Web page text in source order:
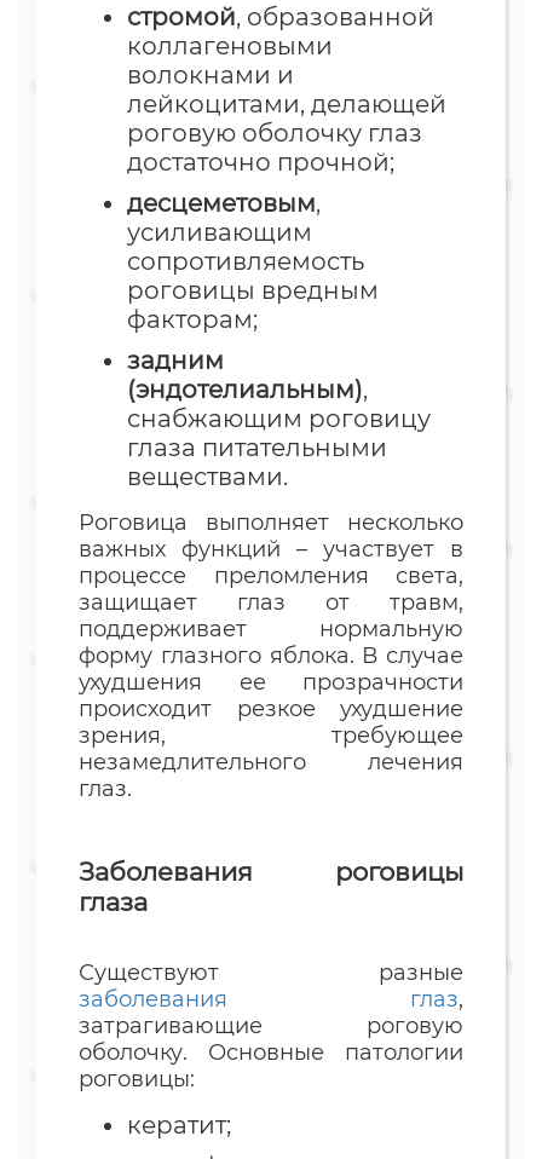
стромой, образованной
коллагеновыми
волокнами и
лейкоцитами, делающей
роговую оболочку глаз
достаточно прочной;
десцеметовым,
усиливающим
сопротивляемость
роговицы вредным
факторам;
задним
(эндотелиальным),
снабжающим роговицу
глаза питательными
веществами.
Роговица выполняет несколько
важных функций – участвует в
процессе преломления света,
защищает глаз от травм,
поддерживает нормальную
форму глазного яблока. В случае
ухудшения ее прозрачности
происходит резкое ухудшение
зрения, требующее
незамедлительного лечения
глаз.
Заболевания роговицы
глаза
Существуют разные
заболевания глаз,
затрагивающие роговую
оболочку. Основные патологии
роговицы:
кератит;